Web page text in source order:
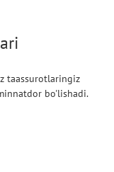
taassurotlaringiz
bo'lishadi.